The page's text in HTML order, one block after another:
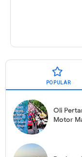
POPULAR
Oli
Motor